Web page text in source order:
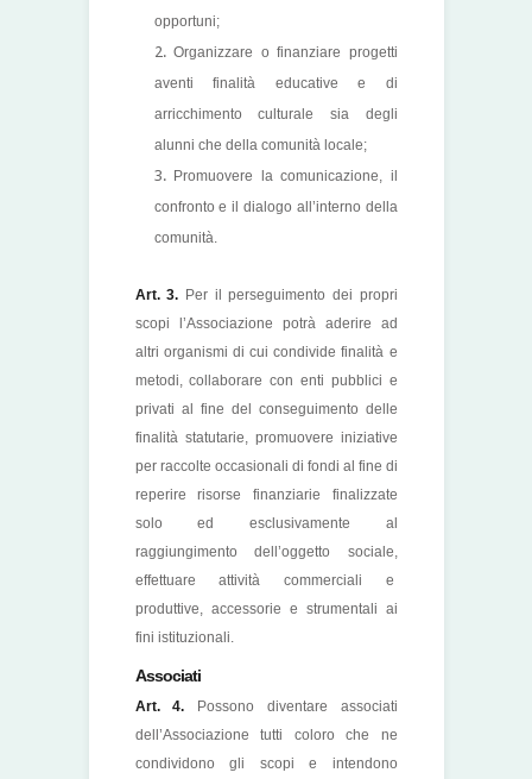
opportuni;
Organizzare o finanziare progetti
aventi finalità educative e di
arricchimento culturale sia degli
alunni che della comunità locale;
Promuovere la comunicazione, il
confronto e il dialogo all’interno della
comunità.
Art. 3. Per il perseguimento dei propri
scopi l’Associazione potrà aderire ad
altri organismi di cui condivide finalità e
metodi, collaborare con enti pubblici e
privati al fine del conseguimento delle
finalità statutarie, promuovere iniziative
per raccolte occasionali di fondi al fine di
reperire risorse finanziarie finalizzate
solo ed esclusivamente al
raggiungimento dell’oggetto sociale,
effettuare attività commerciali e
produttive, accessorie e strumentali ai
fini istituzionali.
Associati
Art. 4.
Possono diventare associati
dell’Associazione tutti coloro che ne
condividono gli scopi e intendono